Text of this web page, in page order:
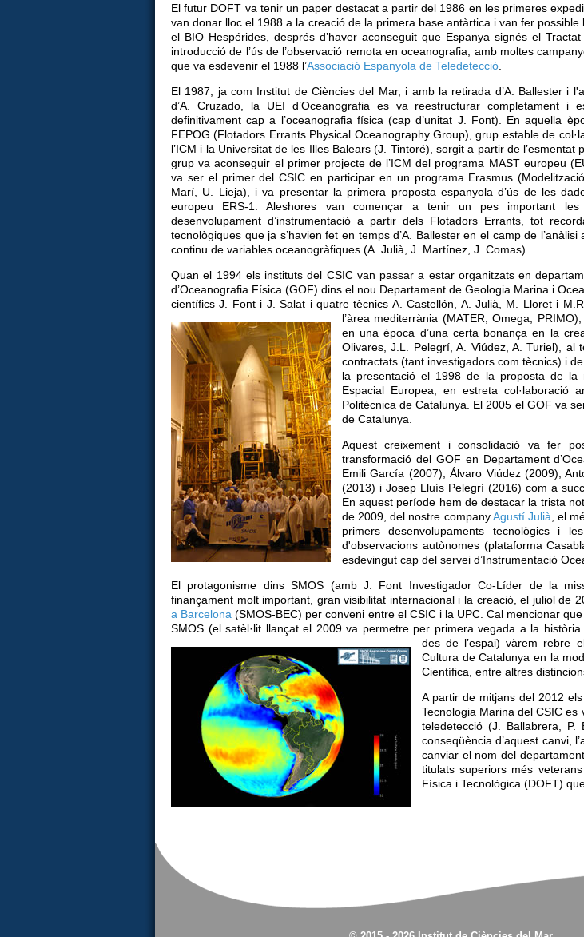
El futur DOFT va tenir un paper destacat a partir del 1986 en les primeres
van donar lloc el 1988 a la creació de la primera base antàrtica i van fer
el BIO Hespérides, després d’haver aconseguit que Espanya signés el
introducció de l’ús de l’observació remota en oceanografia, amb moltes
que va esdevenir el 1988 l’Associació Espanyola de Teledetecció
El 1987, ja com Institut de Ciències del Mar, i amb la retirada d’A. Ballester i
d’A. Cruzado, la UEI d’Oceanografia es va reestructurar completament i
definitivament cap a l’oceanografia física (cap d’unitat J. Font). En aquella
FEPOG (Flotadors Errants Physical Oceanography Group), grup estable de
l’ICM i la Universitat de les Illes Balears (J. Tintoré), sorgit a partir de l’esmentat
grup va aconseguir el primer projecte de l’ICM del programa MAST europeu
va ser el primer del CSIC en participar en un programa Erasmus
Marí, U. Lieja), i va presentar la primera proposta espanyola d’ús de les
europeu ERS-1. Aleshores van començar a tenir un pes important les
desenvolupament d’instrumentació a partir dels Flotadors Errants, tot
tecnològiques que ja s’havien fet en temps d’A. Ballester en el camp de l’anàlisi
continu de variables oceanogràfiques (A. Julià, J. Martínez, J. Comas).
Quan el 1994 els instituts del CSIC van passar a estar organitzats en
d’Oceanografia Física (GOF) dins el nou Departament de Geologia Marina i
científics J. Font i J. Salat i quatre tècnics A. Castellón, A. Julià, M. Lloret i
l’àrea mediterrània (MATER, Omega,
en una època d’una certa bonança en la
Olivares, J.L. Pelegrí, A. Viúdez, A. Turiel),
contractats (tant investigadors com tècnics) i
la presentació el 1998 de la proposta de
Espacial Europea, en estreta
Politècnica de Catalunya. El 2005 el GOF va
de Catalunya.
Aquest creixement i consolidació va fer
transformació del GOF en Departament
Emili García (2007), Álvaro Viúdez (2009),
(2013) i Josep Lluís Pelegrí (2016) com a
En aquest període hem de destacar la trista
de 2009, del nostre companyAgustí Julià , el
primers desenvolupaments tecnològics i
d'observacions autònomes (plataforma
esdevingut cap del servei d’Instrumentació
El protagonisme dins SMOS (amb J. Font Investigador Co-Líder de la
finançament molt important, gran visibilitat internacional i la creació, el juliol de
a Barcelona (SMOS-BEC) per conveni entre el CSIC i la UPC. Cal mencionar
SMOS (el satèl·lit llançat el 2009 va permetre per primera vegada a la
des de l’espai) vàrem rebre
Cultura de Catalunya en la
Científica, entre altres
A partir de mitjans del 2012
Tecnologia Marina del CSIC es
teledetecció (J. Ballabrera,
conseqüència d’aquest canvi,
canviar el nom del
titulats superiors més
Física i Tecnològica (DOFT)